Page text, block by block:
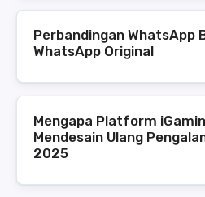
Perbandingan WhatsApp
WhatsApp Original
Mengapa Platform
Mendesain Ulang
2025